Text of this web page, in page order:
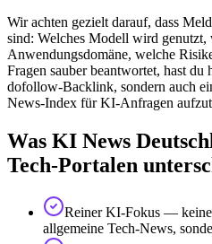
Wir achten gezielt darauf, dass
sind: Welches Modell wird genutzt,
Anwendungsdomäne, welche
Fragen sauber beantwortet, hast du
dofollow-Backlink, sondern auch
News-Index für KI-Anfragen
Was KI News
Tech-Portalen
Reiner KI-Fokus —
allgemeine Tech-News,